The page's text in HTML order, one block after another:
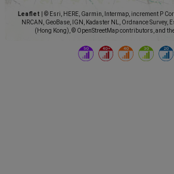
Leaflet
© Esri, HERE, Garmin, Intermap, increment P
NRCAN, GeoBase, IGN, Kadaster NL, Ordnance Survey,
(Hong Kong), © OpenStreetMap contributors, and